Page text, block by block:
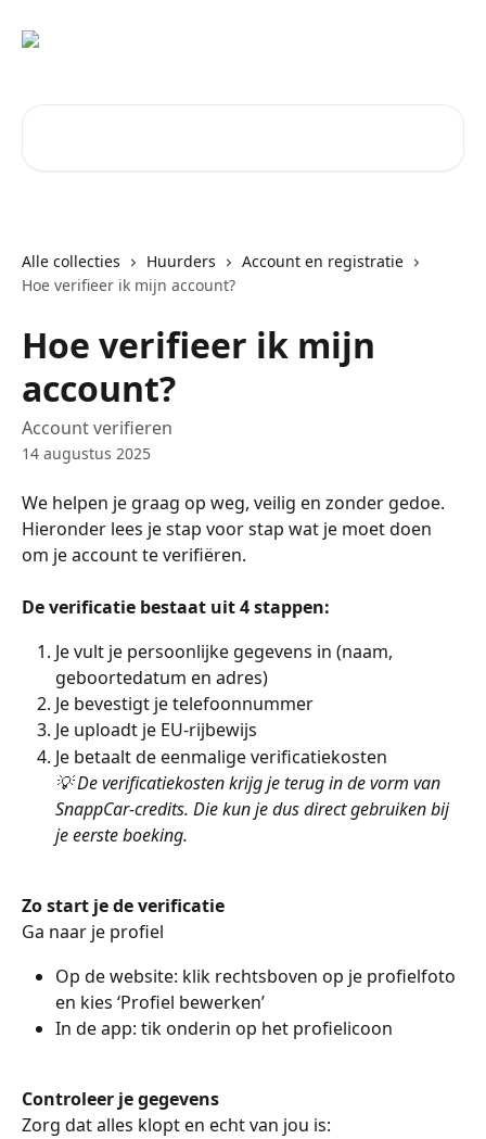
Alle collecties Huurders
Account en registratie
Hoe verifieer ik mijn account?
Hoe verifieer ik mijn
account?
Account verifieren
14 augustus 2025
We helpen je graag op weg, veilig en zonder gedoe.
Hieronder lees je stap voor stap wat je moet doen
om je account te verifiëren.
De verificatie bestaat uit 4 stappen:
Je vult je persoonlijke gegevens in (naam,
geboortedatum en adres)
Je bevestigt je telefoonnummer
Je uploadt je EU-rijbewijs
Je betaalt de eenmalige verificatiekosten
💡 De verificatiekosten krijg je terug in de vorm van
SnappCar-credits. Die kun je dus direct gebruiken bij
je eerste boeking.
Zo start je de verificatie
Ga naar je profiel
Op de website: klik rechtsboven op je profielfoto
en kies ‘Profiel bewerken’
In de app: tik onderin op het profielicoon
Controleer je gegevens
Zorg dat alles klopt en echt van jou is: